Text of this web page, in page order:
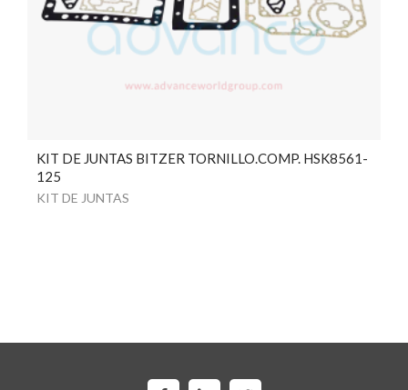
KIT DE JUNTAS BITZER TORNILLO.COMP. HSK8561-
125
KIT DE JUNTAS